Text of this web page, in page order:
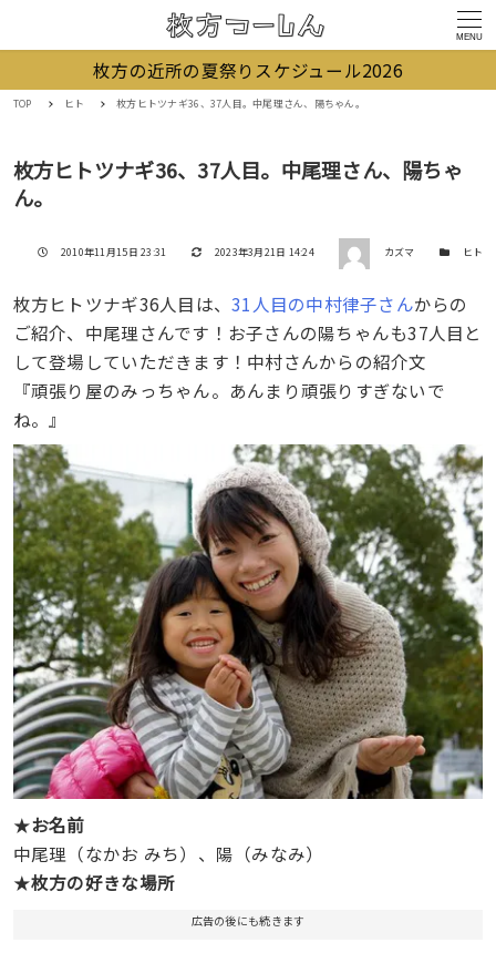
MENU
枚方の近所の夏祭りスケジュール2026
TOP ヒト 枚方ヒトツナギ36、37人目。中尾理さん、陽ちゃん。
枚方ヒトツナギ36、37人目。中尾理さん、陽ちゃ
ん。
投稿日
2010年11月15日 23:31 更新日
2023年3月21日 14:24 著者 カズマ カテゴリー
ヒト
枚方ヒトツナギ36人目は、31人目の中村律子さんからの
ご紹介、中尾理さんです！お子さんの陽ちゃんも37人目と
して登場していただきます！中村さんからの紹介文
『頑張り屋のみっちゃん。あんまり頑張りすぎないで
ね。』
★お名前
中尾理（なかお みち）、陽（みなみ）
★枚方の好きな場所
広告の後にも続きます